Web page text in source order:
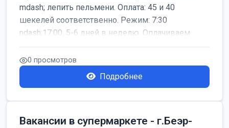
mdash; лепить пельмени. Оплата: 45 и 40
шекелей соответственно. Режим: 7:30
ndash;17:00, 5-6 дней в неделю. Оплачиваем
дор...
0 просмотров
Подробнее
Вакансии в супермаркете - г.Беэр-